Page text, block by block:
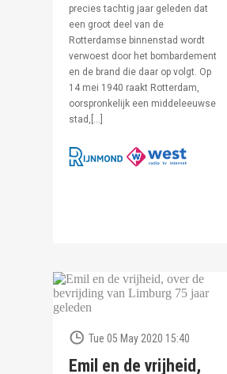
precies tachtig jaar geleden dat
een groot deel van de
Rotterdamse binnenstad wordt
verwoest door het bombardement
en de brand die daar op volgt. Op
14 mei 1940 raakt Rotterdam,
oorspronkelijk een middeleeuwse
stad,[…]
Tue 05 May 2020 15:40
Emil en de vrijheid,